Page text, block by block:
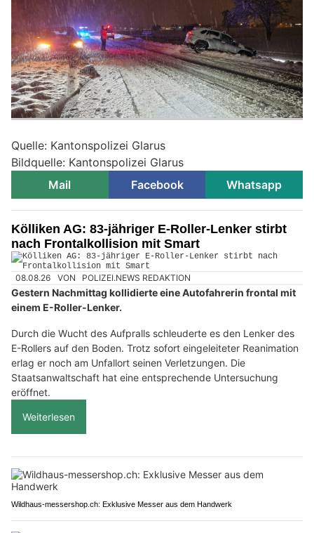
Quelle: Kantonspolizei Glarus
Bildquelle: Kantonspolizei Glarus
Mail
Facebook Whatsapp
Kölliken AG: 83-jähriger E-Roller-Lenker stirbt
nach Frontalkollision mit Smart
08.08.26 VON POLIZEI.NEWS REDAKTION
Gestern Nachmittag kollidierte eine Autofahrerin frontal mit
einem E-Roller-Lenker.
Durch die Wucht des Aufpralls schleuderte es den Lenker des
E-Rollers auf den Boden. Trotz sofort eingeleiteter Reanimation
erlag er noch am Unfallort seinen Verletzungen. Die
Staatsanwaltschaft hat eine entsprechende Untersuchung
eröffnet.
Weiterlesen
Wildhaus-messershop.ch: Exklusive Messer aus dem Handwerk